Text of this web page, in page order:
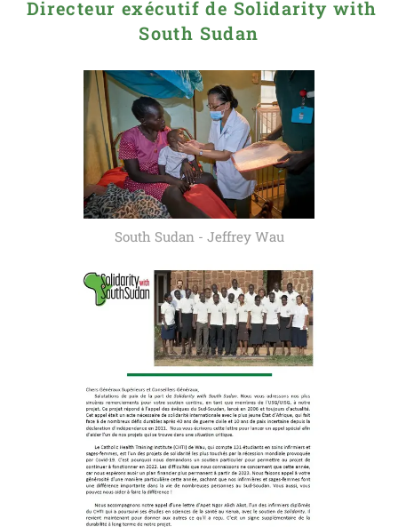
Directeur exécutif de Solidarity with
South Sudan
South Sudan - Jeffrey Wau